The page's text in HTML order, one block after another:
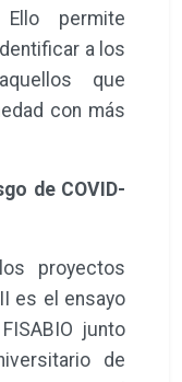
Ello permite
a los
que
con más
de COVID-
proyectos
es el ensayo
junto
de